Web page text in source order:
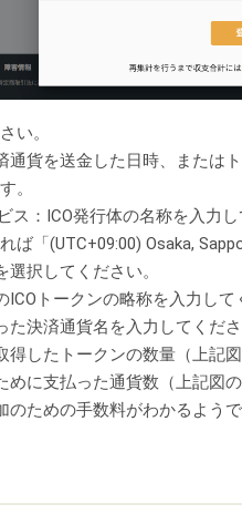
い。
通貨を送金した日時、また
。
ス：ICO発行体の名称を入力し
ば「(UTC+09:00) Osaka,
選択してください。
ICOトークンの略称を入力して
た決済通貨名を入力してくだ
得したトークンの数量（上記
めに支払った通貨数（上記図
のための手数料がわかるよう